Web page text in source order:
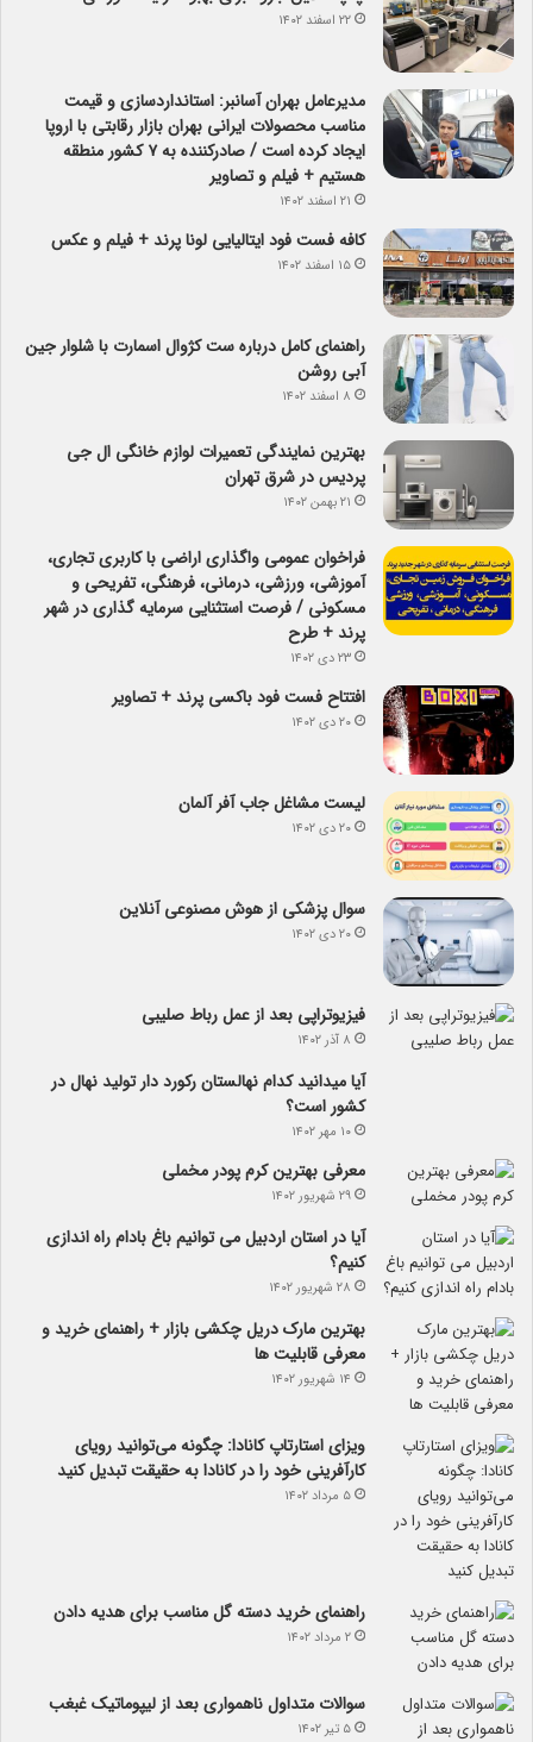
۲۲ اسفند ۱۴۰۲
مدیرعامل بهران آسانبر: استانداردسازی و قیمت
مناسب محصولات ایرانی بهران بازار رقابتی با اروپا
ایجاد کرده است / صادرکننده به ۷ کشور منطقه
هستیم + فیلم و تصاویر
۲۱ اسفند ۱۴۰۲
کافه فست فود ایتالیایی لونا پرند + فیلم و عکس
۱۵ اسفند ۱۴۰۲
راهنمای کامل درباره ست کژوال اسمارت با شلوار جین
آبی روشن
۸ اسفند ۱۴۰۲
بهترین نمایندگی تعمیرات لوازم خانگی ال جی
پردیس در شرق تهران
۲۱ بهمن ۱۴۰۲
فراخوان عمومی واگذاری اراضی با کاربری تجاری،
آموزشی، ورزشی، درمانی، فرهنگی، تفریحی و
مسکونی / فرصت استثنایی سرمایه گذاری در شهر
پرند + طرح
۲۳ دی ۱۴۰۲
افتتاح فست فود باکسی پرند + تصاویر
۲۰ دی ۱۴۰۲
لیست مشاغل جاب آفر آلمان
۲۰ دی ۱۴۰۲
سوال پزشکی از هوش مصنوعی آنلاین
۲۰ دی ۱۴۰۲
فیزیوتراپی بعد از عمل رباط صلیبی
۸ آذر ۱۴۰۲
آیا می­دانید کدام نهالستان رکورد دار تولید نهال­ در
کشور است؟
۱۰ مهر ۱۴۰۲
معرفی بهترین کرم پودر مخملی
۲۹ شهریور ۱۴۰۲
آیا در استان اردبیل می توانیم باغ بادام راه اندازی
کنیم؟
۲۸ شهریور ۱۴۰۲
بهترین مارک دریل چکشی بازار + راهنمای خرید و
معرفی قابلیت ها
۱۴ شهریور ۱۴۰۲
ویزای استارتاپ کانادا: چگونه می‌توانید رویای
کارآفرینی خود را در کانادا به حقیقت تبدیل کنید
۵ مرداد ۱۴۰۲
راهنمای خرید دسته گل مناسب برای هدیه دادن
۲ مرداد ۱۴۰۲
سوالات متداول ناهمواری بعد از لیپوماتیک غبغب
۵ تیر ۱۴۰۲